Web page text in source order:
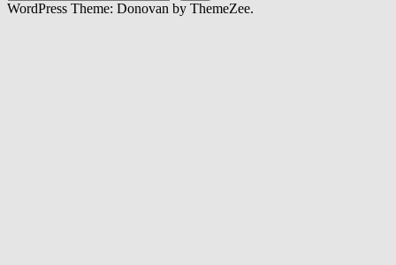
WordPress Theme: Donovan by ThemeZee.